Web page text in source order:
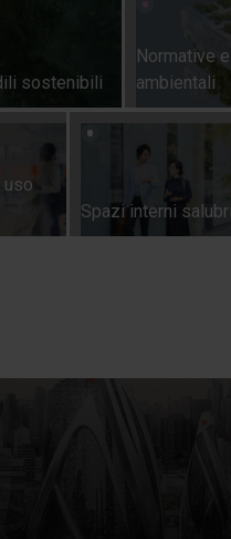
sostenibili
Normative e
ambientali
Spazi interni
a uso